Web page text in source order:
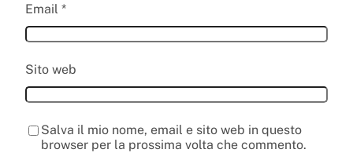
Email *
Sito web
Salva il mio nome, email e sito web in questo
browser per la prossima volta che commento.